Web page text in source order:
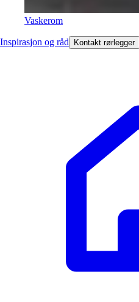
Vaskerom
Inspirasjon og råd Kontakt rørlegger